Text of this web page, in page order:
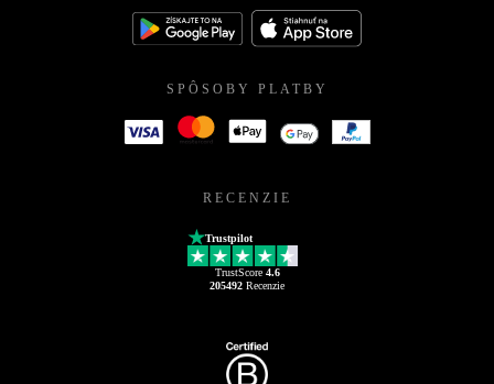
SPÔSOBY PLATBY
RECENZIE
Trustpilot
TrustScore 4.6
205492 Recenzie